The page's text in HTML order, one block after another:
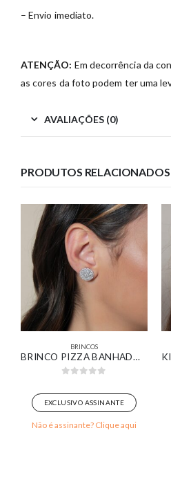
– Envio imediato.
ATENÇÃO: Em decorrência da
as cores da foto podem ter uma
AVALIAÇÕES (0)
PRODUTOS RELACIONADOS
BRINCOS
BRINCO PIZZA BANHADO EM OURO BRANCO
EXCLUSIVO ASSINANTE
Não é assinante? Clique aqui